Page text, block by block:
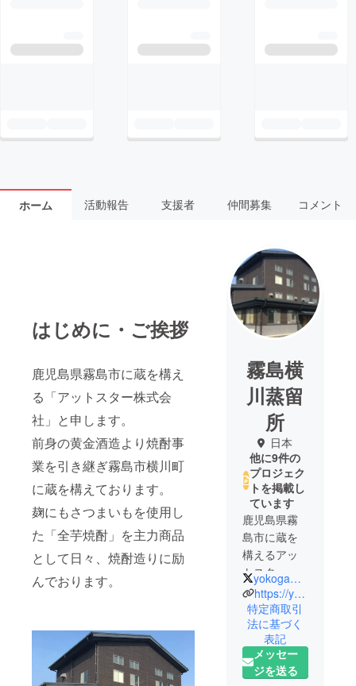
ホーム 活動報告 支援者 仲間募集 コメント
はじめに・ご挨拶
鹿児島県霧島市に蔵を構え
る「アットスター株式会
社」と申します。
前身の黄金酒造より焼酎事
業を引き継ぎ霧島市横川町
に蔵を構えております。
麹にもさつまいもを使用し
た「全芋焼酎」を主力商品
として日々、焼酎造りに励
んでおります。
霧島横
川蒸留
所
日本
他に9件の
プロジェク
トを掲載し
ています
鹿児島県霧
島市に蔵を
構えるアッ
トスター
（株）と申
します。
シングルモ
ルトウイス
キー「横
川」や、本
yokogawa_d
https://yokogawa-distillery.com/
特定商取引
法に基づく
表記
メッセー
ジを送る